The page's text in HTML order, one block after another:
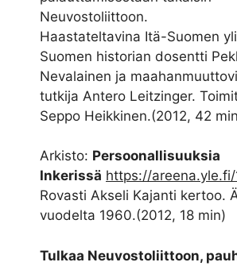
Neuvostoliittoon.
Haastateltavina Itä-Suomen
Suomen historian dosentti
Nevalainen ja
tutkija Antero Leitzinger.
Seppo Heikkinen.(2012, 42
Arkisto: Persoonallisuuksia
Inkerissä https://
Rovasti Akseli Kajanti kertoo.
vuodelta 1960.(2012, 18 min)
Tulkaa Neuvostoliittoon,